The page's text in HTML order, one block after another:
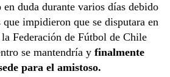
duda durante varios días debido
impidieron que se disputara en
Federación de Fútbol de Chile
se mantendría y finalmente
para el amistoso.